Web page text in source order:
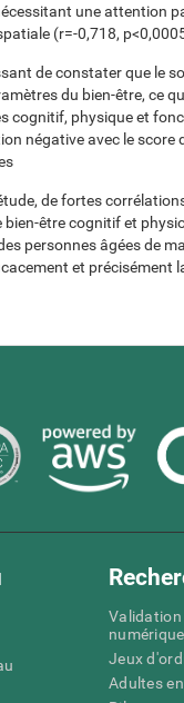
une attention
(r=-0,718,
de constater que le
du bien-être, ce
cognitif, physique et
négative avec le
de fortes
bien-être cognitif et
personnes âgées de
et précisément
numérique
Jeux
Adultes